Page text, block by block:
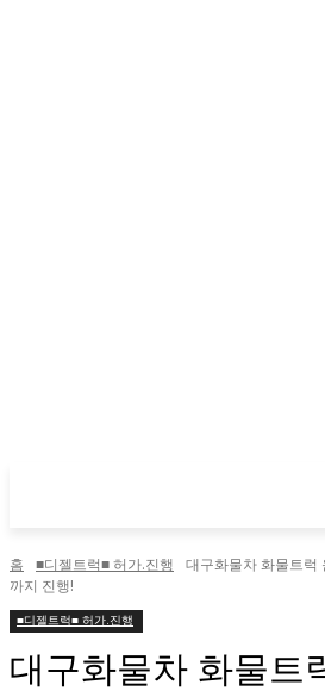
홈 ■디젤트럭■ 허가.진행
대구화물차 화물트럭
까지 진행!
■디젤트럭■ 허가.진행
대구화물차 화물트